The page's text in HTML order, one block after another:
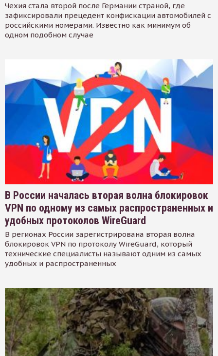
Чехия стала второй после Германии страной, где
зафиксировали прецедент конфискации автомобилей с
российскими номерами. Известно как минимум об
одном подобном случае
В России началась вторая волна блокировок
VPN по одному из самых распространенных и
удобных протоколов WireGuard
В регионах России зарегистрирована вторая волна
блокировок VPN по протоколу WireGuard, который
технические специалисты называют одним из самых
удобных и распространенных